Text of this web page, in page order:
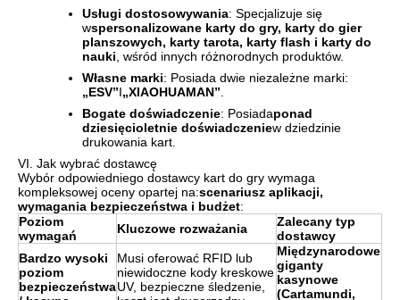
Usługi dostosowywania: Specjalizuje się
wspersonalizowane karty do gry, karty do gier
planszowych, karty tarota, karty flash i karty do
nauki , wśród innych różnorodnych produktów.
Własne marki: Posiada dwie niezależne marki:
„ESV”I„XIAOHUAMAN”
Bogate doświadczenie: Posiadaponad
dziesięcioletnie doświadczeniew dziedzinie
drukowania kart.
VI. Jak wybrać dostawcę
Wybór odpowiedniego dostawcy kart do gry wymaga
kompleksowej oceny opartej na:scenariusz aplikacji,
wymagania bezpieczeństwa i budżet:
Poziom
wymagań
Kluczowe rozważania
Zalecany typ
dostawcy
Bardzo wysoki
poziom
bezpieczeństwa
Musi oferować RFID lub
niewidoczne kody kreskowe
UV, bezpieczne śledzenie,
Międzynarodowe
giganty
kasynowe
(Cartamundi,